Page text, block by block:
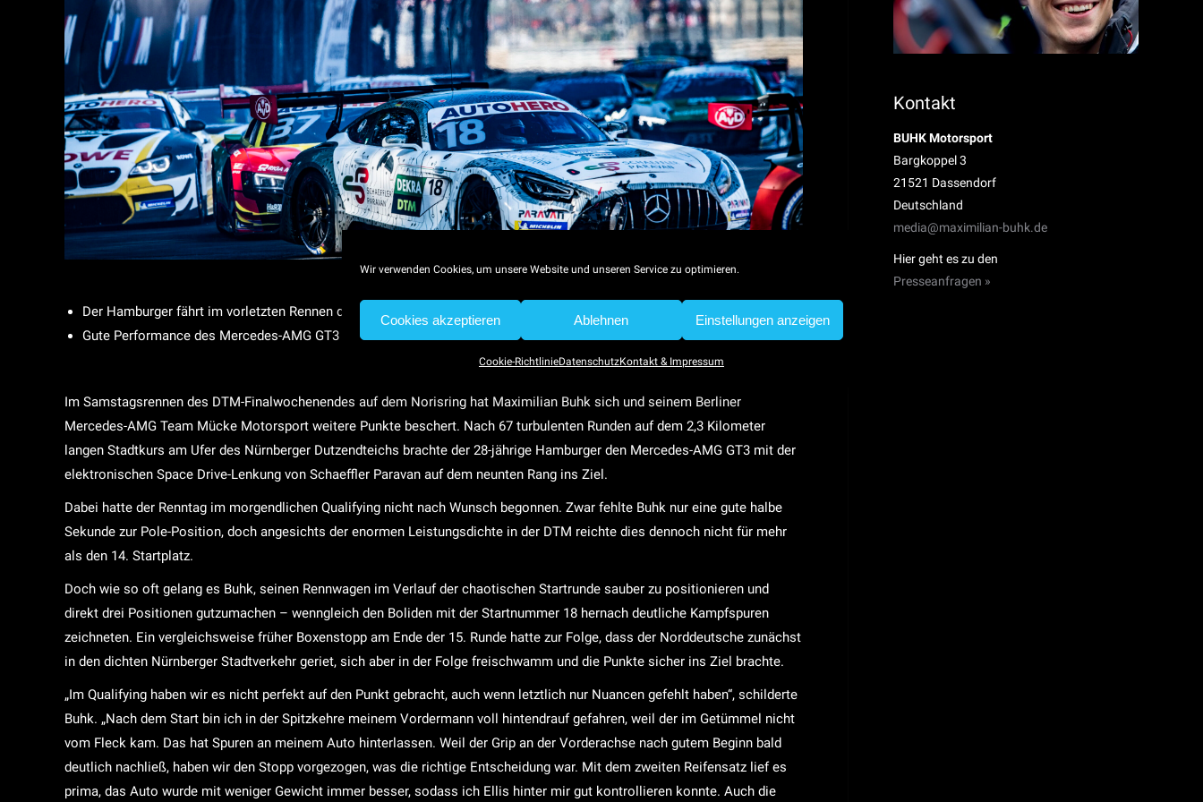
Wir verwenden Cookies, um unsere Website und unseren Service zu optimieren.
Cookies akzeptieren Ablehnen Einstellungen anzeigen
Cookie-RichtlinieDatenschutzKontakt & Impressum
Der Hamburger fährt im vorletzten Rennen der DTM-Saison 2021 auf dem Nürnberger Norisring auf den neunten Rang
Gute Performance des Mercedes-AMG GT3 mit der elektronischen Space Drive-Lenkung auf dem tückischen Stadtkurs
Im Samstagsrennen des DTM-Finalwochenendes auf dem Norisring hat Maximilian Buhk sich und seinem Berliner
Mercedes-AMG Team Mücke Motorsport weitere Punkte beschert. Nach 67 turbulenten Runden auf dem 2,3 Kilometer
langen Stadtkurs am Ufer des Nürnberger Dutzendteichs brachte der 28-jährige Hamburger den Mercedes-AMG GT3 mit der
elektronischen Space Drive-Lenkung von Schaeffler Paravan auf dem neunten Rang ins Ziel.
Dabei hatte der Renntag im morgendlichen Qualifying nicht nach Wunsch begonnen. Zwar fehlte Buhk nur eine gute halbe
Sekunde zur Pole-Position, doch angesichts der enormen Leistungsdichte in der DTM reichte dies dennoch nicht für mehr
als den 14. Startplatz.
Doch wie so oft gelang es Buhk, seinen Rennwagen im Verlauf der chaotischen Startrunde sauber zu positionieren und
direkt drei Positionen gutzumachen – wenngleich den Boliden mit der Startnummer 18 hernach deutliche Kampfspuren
zeichneten. Ein vergleichsweise früher Boxenstopp am Ende der 15. Runde hatte zur Folge, dass der Norddeutsche zunächst
in den dichten Nürnberger Stadtverkehr geriet, sich aber in der Folge freischwamm und die Punkte sicher ins Ziel brachte.
„Im Qualifying haben wir es nicht perfekt auf den Punkt gebracht, auch wenn letztlich nur Nuancen gefehlt haben“, schilderte
Buhk. „Nach dem Start bin ich in der Spitzkehre meinem Vordermann voll hintendrauf gefahren, weil der im Getümmel nicht
vom Fleck kam. Das hat Spuren an meinem Auto hinterlassen. Weil der Grip an der Vorderachse nach gutem Beginn bald
deutlich nachließ, haben wir den Stopp vorgezogen, was die richtige Entscheidung war. Mit dem zweiten Reifensatz lief es
prima, das Auto wurde mit weniger Gewicht immer besser, sodass ich Ellis hinter mir gut kontrollieren konnte. Auch die
Kontakt
BUHK Motorsport
Bargkoppel 3
21521 Dassendorf
Deutschland
media@maximilian-buhk.de
Hier geht es zu den
Presseanfragen »